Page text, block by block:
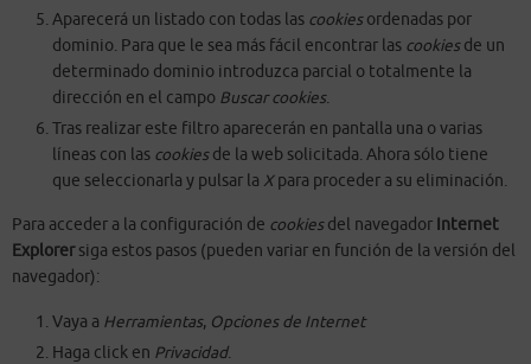
Aparecerá un listado con todas las cookiesordenadas por
dominio. Para que le sea más fácil encontrar las cookiesde un
determinado dominio introduzca parcial o totalmente la
dirección en el campo Buscar cookies.
Tras realizar este filtro aparecerán en pantalla una o varias
líneas con las cookiesde la web solicitada. Ahora sólo tiene
que seleccionarla y pulsar la Xpara proceder a su eliminación.
Para acceder a la configuración de cookiesdel navegador Internet
Explorersiga estos pasos (pueden variar en función de la versión del
navegador):
Vaya a Herramientas, Opciones de Internet
Haga click en Privacidad.